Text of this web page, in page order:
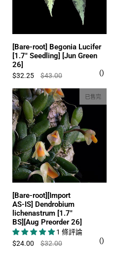
[Bare-root] Begonia Lucifer
[1.7" Seedling] [Jun Green
26]
$32.25 $43.00
[Bare-root][Import
AS-IS] Dendrobium
lichenastrum [1.7"
BS][Aug Preorder 26]
1 條評論
$24.00
$32.00
已售完